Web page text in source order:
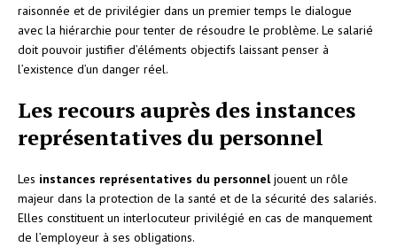
raisonnée et de privilégier dans un premier temps le dialogue
avec la hiérarchie pour tenter de résoudre le problème. Le salarié
doit pouvoir justifier d’éléments objectifs laissant penser à
l’existence d’un danger réel.
Les recours auprès des instances
représentatives du personnel
Les instances représentatives du personneljouent un rôle
majeur dans la protection de la santé et de la sécurité des salariés.
Elles constituent un interlocuteur privilégié en cas de manquement
de l’employeur à ses obligations.